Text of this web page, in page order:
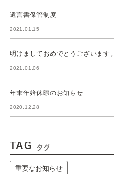
遺言書保管制度
2021.01.15
明けましておめでとうございます。
2021.01.06
年末年始休暇のお知らせ
2020.12.28
TAG タグ
重要なお知らせ